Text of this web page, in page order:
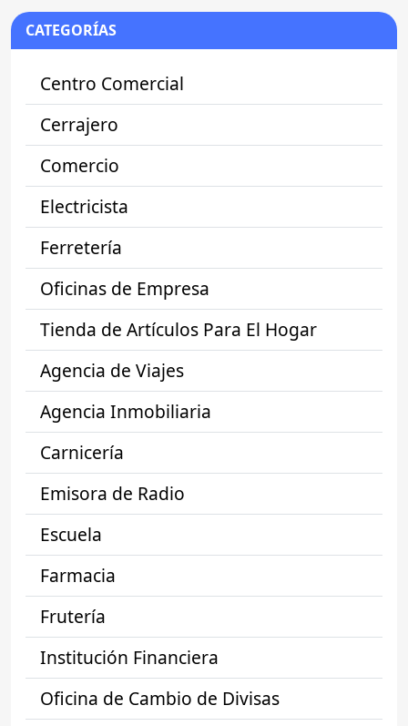
CATEGORÍAS
Centro Comercial
Cerrajero
Comercio
Electricista
Ferretería
Oficinas de Empresa
Tienda de Artículos Para El Hogar
Agencia de Viajes
Agencia Inmobiliaria
Carnicería
Emisora de Radio
Escuela
Farmacia
Frutería
Institución Financiera
Oficina de Cambio de Divisas